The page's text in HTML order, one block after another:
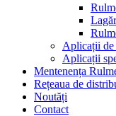
Aplicații de
Aplicații
Mentenența
Rețeaua de
Noutăți
Contact